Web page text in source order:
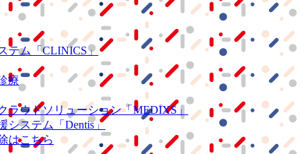
テム
「CLINICS」
療
ラウドソリューション「MEDIXS」
システム
「Dentis」
はこちら